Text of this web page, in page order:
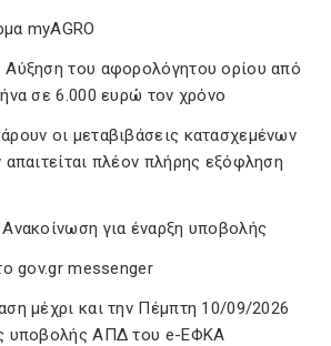
myAGRO
του αφορολόγητου ορίου από
σε 6.000 ευρώ τον χρόνο
οι μεταβιβάσεις κατασχεμένων
πλέον πλήρης εξόφληση
για έναρξη υποβολής
gov.gr messenger
μέχρι και την Πέμπτη 10/09/2026
υποβολής ΑΠΔ του e-ΕΦΚΑ